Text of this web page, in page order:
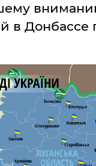
в Донбассе